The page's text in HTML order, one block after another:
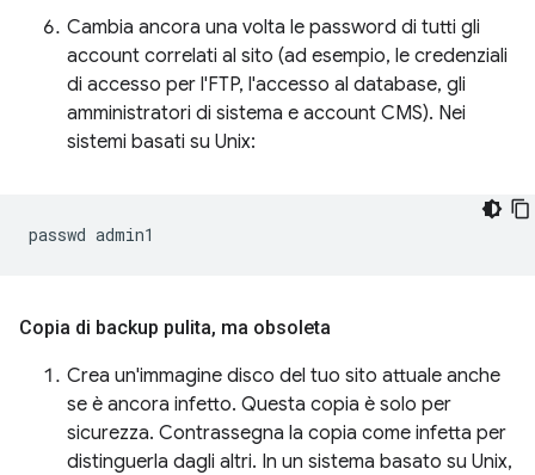
Cambia ancora una volta le password di tutti gli
account correlati al sito (ad esempio, le credenziali
di accesso per l'FTP, l'accesso al database, gli
amministratori di sistema e account CMS). Nei
sistemi basati su Unix:
passwd
Copia di backup pulita, ma obsoleta
Crea un'immagine disco del tuo sito attuale anche
se è ancora infetto. Questa copia è solo per
sicurezza. Contrassegna la copia come infetta per
distinguerla dagli altri. In un sistema basato su Unix,